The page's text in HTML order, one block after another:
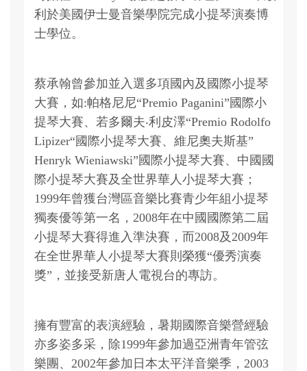
利於美國伊士曼音樂學院完成小提琴演奏博
士學位。
蔡承翰曾參加並入選多項國內及國際小提琴
大賽，如:帕格尼尼“Premio Paganini”國際小
提琴大賽、若多爾夫‧利皮澤“Premio Rodolfo
Lipizer“國際小提琴大賽、維尼奧夫斯基”
Henryk Wieniawski”國際小提琴大賽、中國國
際小提琴大賽及全世界華人小提琴大賽；
1999年曾獲台灣區音樂比賽青少年組小提琴
獨奏優等第一名，2008年在中國國際第二屆
小提琴大賽得進入準決賽，而2008及2009年
在全世界華人小提琴大賽則榮獲“優秀演奏
獎”，並接受新唐人電視台的專訪。
擁有豐富的表演經驗，暑期國際音樂營經驗
亦多姿多采，除1999年參加過亞洲青年管弦
樂團、2002年參加日本太平洋音樂季，2003